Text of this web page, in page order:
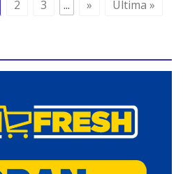
2 3 ... » Última »